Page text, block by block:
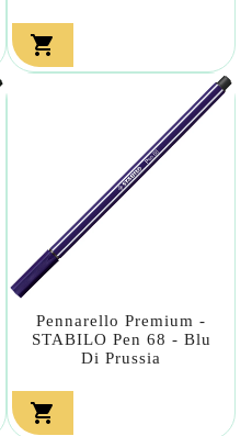

Pennarello Premium -
STABILO Pen 68 - Blu
Di Prussia
